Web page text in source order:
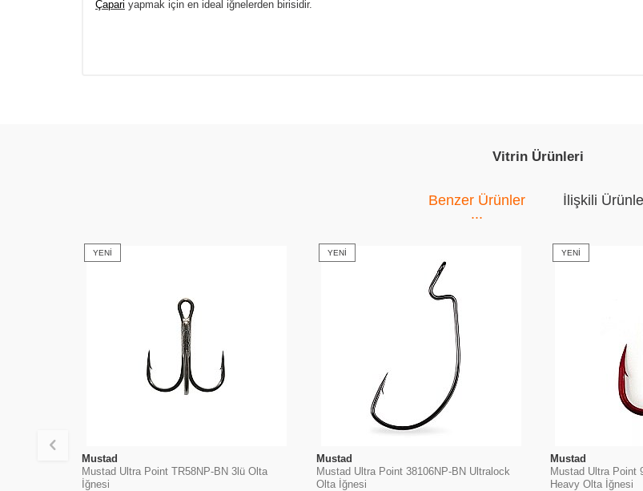
Çapari yapmak için en ideal iğnelerden birisidir.
Vitrin Ürünleri
Benzer Ürünler İlişkili
YENI
Mustad
Mustad Ultra Point TR58NP-BN 3lü Olta
İğnesi
YENI
Mustad
Mustad Ultra Point 38106NP-BN Ultralock
Olta İğnesi
YENI
Mustad
Mustad Ultra Point
Heavy Olta İğnesi